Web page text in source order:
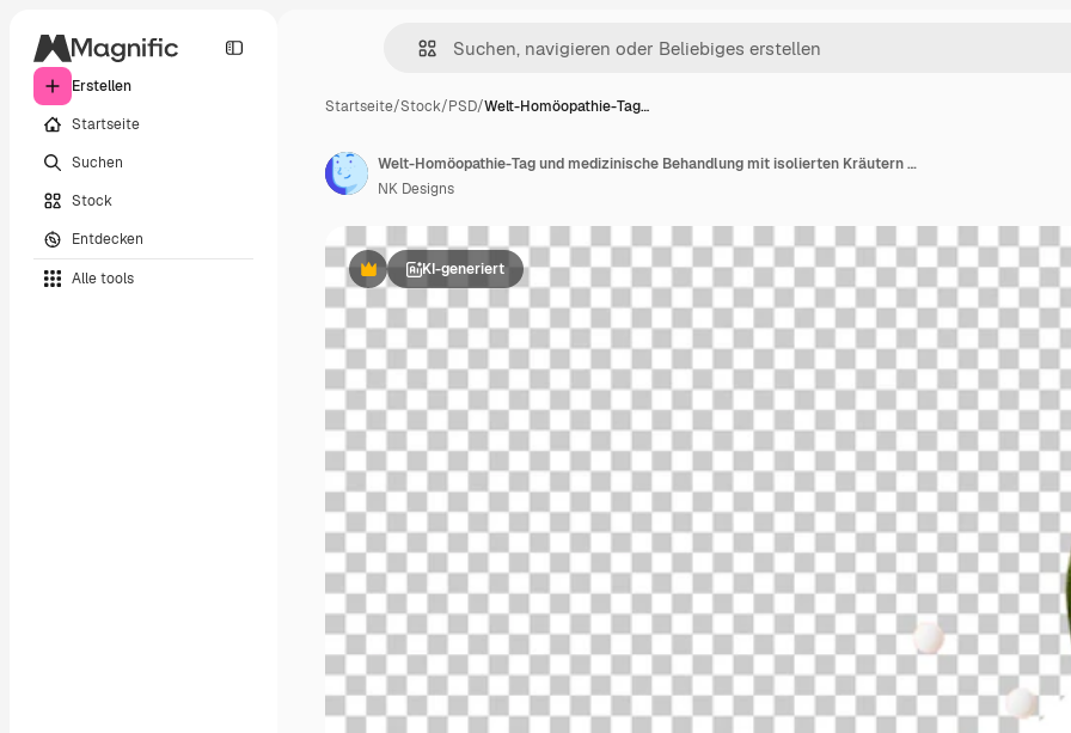
Erstellen
Startseite
Suchen
Stock
Entdecken
Alle tools
Startseite/Stock/PSD/Welt-Homöopathie-Tag…
PremiumKI-generiert
Welt-Homöopathie-Tag und medizinische Behandlung mit isolierten Kräutern auf durchsichtigem Hintergrund
NK Designs